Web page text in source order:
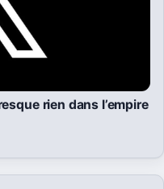
rien dans l’empire